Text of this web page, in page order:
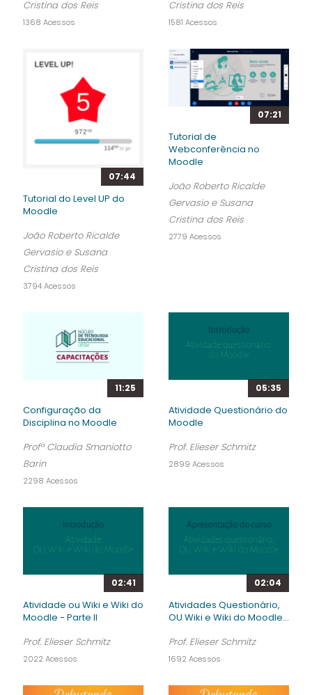
Cristina dos Reis
1368 Acessos
Cristina dos Reis
1581 Acessos
07:44
Tutorial do Level UP do
Moodle
João Roberto Ricalde
Gervasio e Susana
Cristina dos Reis
3794 Acessos
07:21
Tutorial de
Webconferência no
Moodle
João Roberto Ricalde
Gervasio e Susana
Cristina dos Reis
2779 Acessos
11:25
Configuração da
Disciplina no Moodle
Profª Claudia Smaniotto
Barin
2298 Acessos
05:35
Atividade Questionário do
Moodle
Prof. Elieser Schmitz
2899 Acessos
02:41
Atividade ou Wiki e Wiki do
Moodle - Parte II
Prof. Elieser Schmitz
2022 Acessos
02:04
Atividades Questionário,
OU Wiki e Wiki do Moodle...
Prof. Elieser Schmitz
1692 Acessos